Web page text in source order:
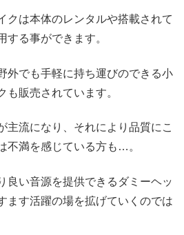
クは本体のレンタルや搭載されて
する事ができます。
外でも手軽に持ち運びのできる小
も販売されています。
主流になり、それにより品質にこ
不満を感じている方も…。
良い音源を提供できるダミーヘッ
ます活躍の場を拡げていくのでは